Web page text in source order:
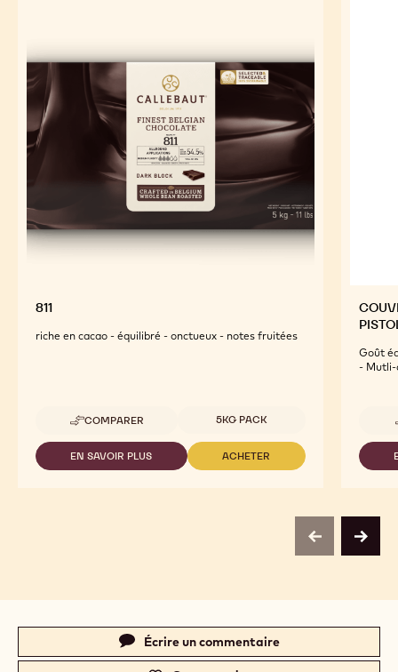
811
riche en cacao - équilibré - onctueux - notes fruitées
COMPARER
-
811
Tailles disponibles
5KG PACK
EN SAVOIR PLUS
-
ACHETER
-
Goût
-
previousnext
Écrire un commentaire
-